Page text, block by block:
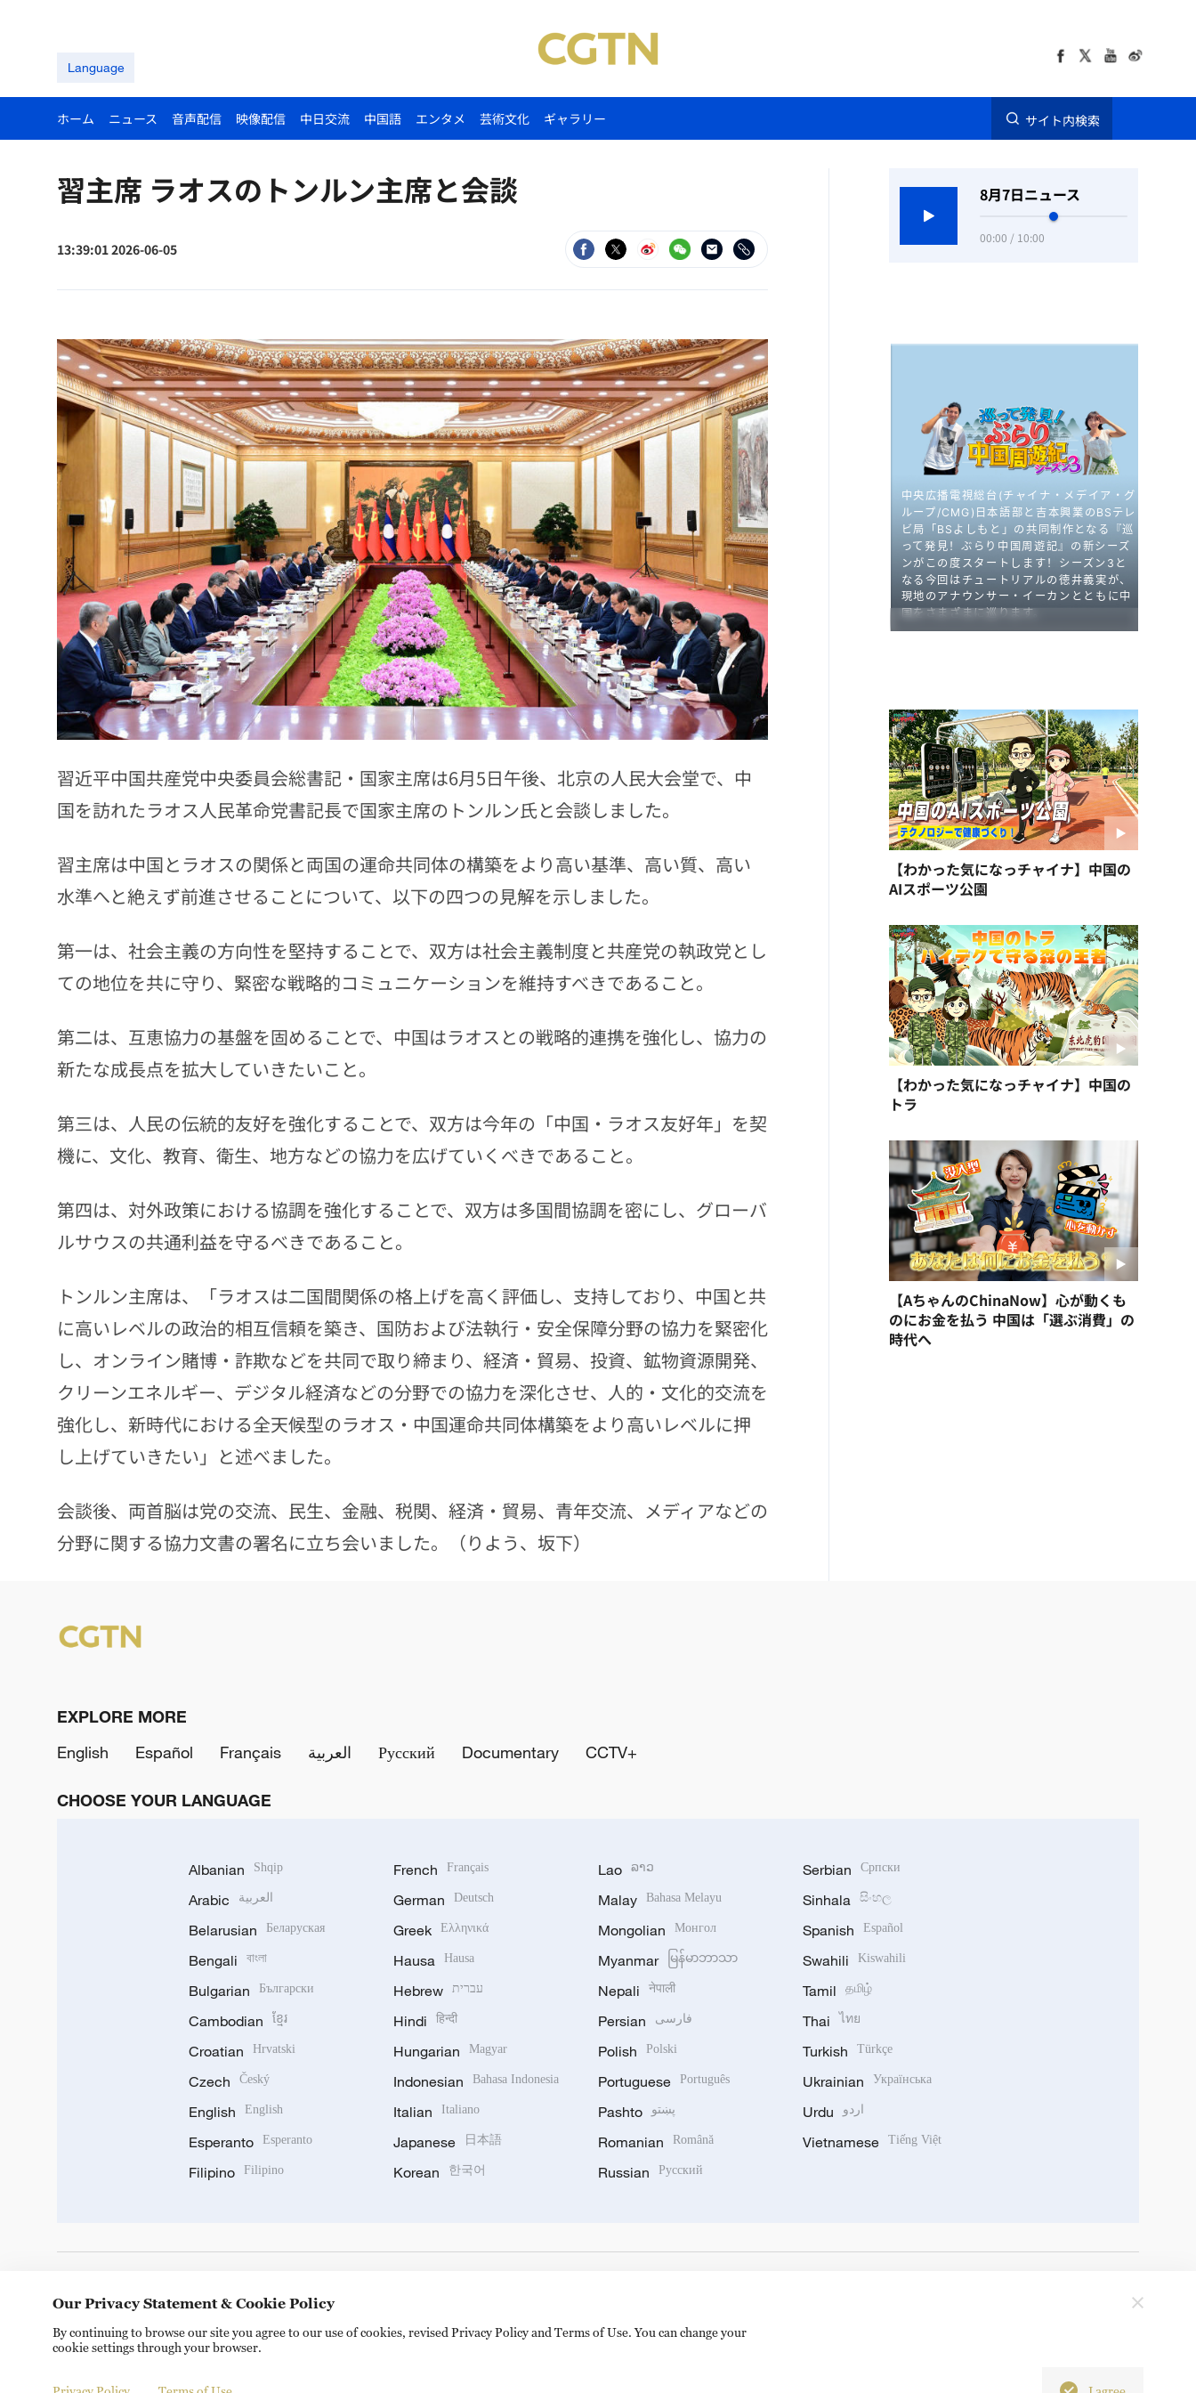
Language
ホーム ニュース 音声配信 映像配信 中日交流 中国語 エンタメ 芸術文化 ギャラリー サイト内検索
習主席 ラオスのトンルン主席と会談
13:39:01 2026-06-05
習近平中国共産党中央委員会総書記・国家主席は6月5日午後、北京の人民大会堂で、中
国を訪れたラオス人民革命党書記長で国家主席のトンルン氏と会談しました。
習主席は中国とラオスの関係と両国の運命共同体の構築をより高い基準、高い質、高い
水準へと絶えず前進させることについて、以下の四つの見解を示しました。
第一は、社会主義の方向性を堅持することで、双方は社会主義制度と共産党の執政党とし
ての地位を共に守り、緊密な戦略的コミュニケーションを維持すべきであること。
第二は、互恵協力の基盤を固めることで、中国はラオスとの戦略的連携を強化し、協力の
新たな成長点を拡大していきたいこと。
第三は、人民の伝統的友好を強化することで、双方は今年の「中国・ラオス友好年」を契
機に、文化、教育、衛生、地方などの協力を広げていくべきであること。
第四は、対外政策における協調を強化することで、双方は多国間協調を密にし、グローバ
ルサウスの共通利益を守るべきであること。
トンルン主席は、「ラオスは二国間関係の格上げを高く評価し、支持しており、中国と共
に高いレベルの政治的相互信頼を築き、国防および法執行・安全保障分野の協力を緊密化
し、オンライン賭博・詐欺などを共同で取り締まり、経済・貿易、投資、鉱物資源開発、
クリーンエネルギー、デジタル経済などの分野での協力を深化させ、人的・文化的交流を
強化し、新時代における全天候型のラオス・中国運命共同体構築をより高いレベルに押
し上げていきたい」と述べました。
会談後、両首脳は党の交流、民生、金融、税関、経済・貿易、青年交流、メディアなどの
分野に関する協力文書の署名に立ち会いました。（りよう、坂下）
8月7日ニュース
00:00 / 10:00
【わかった気になっチャイナ】中国の
AIスポーツ公園
【わかった気になっチャイナ】中国の
トラ
【AちゃんのChinaNow】心が動くも
のにお金を払う 中国は「選ぶ消費」の
時代へ
EXPLORE MORE
English
Español Français العربية Русский Documentary CCTV+
CHOOSE YOUR LANGUAGE
Albanian Shqip
Arabic العربية
Belarusian Беларуская
Bengali বাংলা
Bulgarian Български
Cambodian ខ្មែរ
Croatian Hrvatski
Czech Český
English English
Esperanto Esperanto
Filipino Filipino
French Français
German Deutsch
Greek Ελληνικά
Hausa Hausa
Hebrew עברית
Hindi हिन्दी
Hungarian Magyar
Indonesian Bahasa Indonesia
Italian Italiano
Japanese 日本語
Korean 한국어
Lao ລາວ
Malay Bahasa Melayu
Mongolian Монгол
Myanmar မြန်မာဘာသာ
Nepali नेपाली
Persian فارسی
Polish Polski
Portuguese Português
Pashto پښتو
Romanian Română
Russian Русский
Serbian Српски
Sinhala සිංහල
Spanish Español
Swahili Kiswahili
Tamil தமிழ்
Thai ไทย
Turkish Türkçe
Ukrainian Українська
Urdu اردو
Vietnamese Tiếng Việt
Our Privacy Statement & Cookie Policy
By continuing to browse our site you agree to our use of cookies, revised Privacy Policy and Terms of Use. You can change your
cookie settings through your browser.